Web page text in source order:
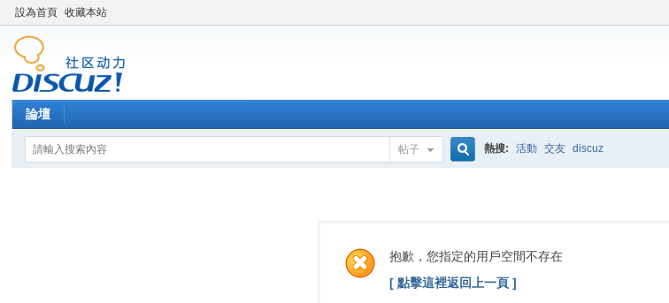
設為首頁 收藏本站
論壇
帖子
索
熱搜: 活動 交友 discuz
抱歉，您指定的用戶空間不存在
[ 點擊這裡返回上一頁 ]